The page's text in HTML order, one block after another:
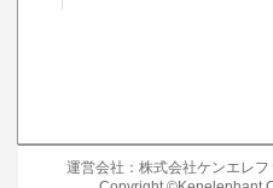
運営会社：株式会社ケンエレフ